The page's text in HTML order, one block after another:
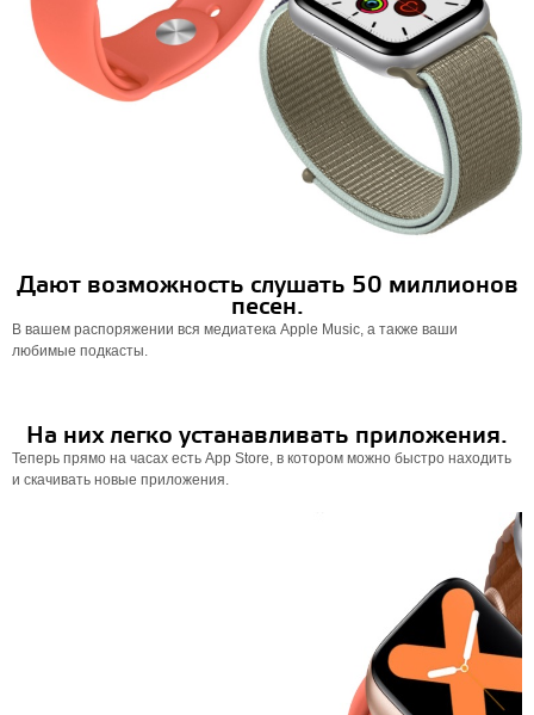
Дают возможность слушать 50 миллионов
песен.
В вашем распоряжении вся медиатека Apple Music, а также ваши
любимые подкасты.
На них легко устанавливать приложения.
Теперь прямо на часах есть App Store, в котором можно быстро находить
и скачивать новые приложения.